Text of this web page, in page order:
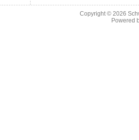
Copyright © 2026
Powered